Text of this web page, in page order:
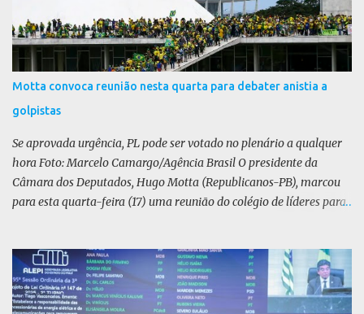
Motta convoca reunião nesta quarta para debater anistia a
golpistas
Se aprovada urgência, PL pode ser votado no plenário a qualquer
hora Foto: Marcelo Camargo/Agência Brasil O presidente da
Câmara dos Deputados, Hugo Motta (Republicanos-PB), marcou
para esta quarta-feira (17) uma reunião do colégio de líderes para
disse, em uma rede social, que a reunião vai “deliberar sobre a
urgência dos projetos que tratam do acontecido em 8 de janeiro de
2023”. Se aprovada urgência, o PL poderia ser votado no Plenário a